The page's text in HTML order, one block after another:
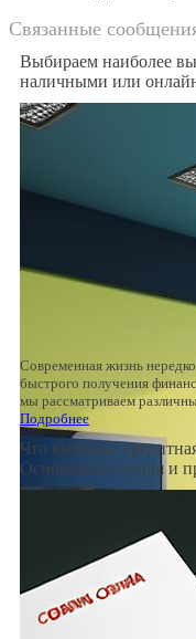
Связанные
Выбираем наиболее
наличными или
Современная жизнь
быстрого получения
мы рассматриваем
Подробнее
Что выбрать:
Основные отличия и